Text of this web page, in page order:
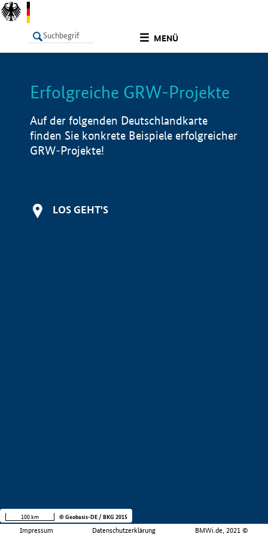
MENÜ
LISTE Info
Erfolgreiche GRW-Projekte
Auf der folgenden Deutschlandkarte
finden Sie konkrete Beispiele erfolgreicher
GRW-Projekte!
LOS GEHT'S
Impressum Datenschutzerklärung BMWi.de, 2021 ©
100 km © Geobasis-DE / BKG 2015